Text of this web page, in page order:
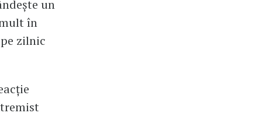
un
în
zilnic